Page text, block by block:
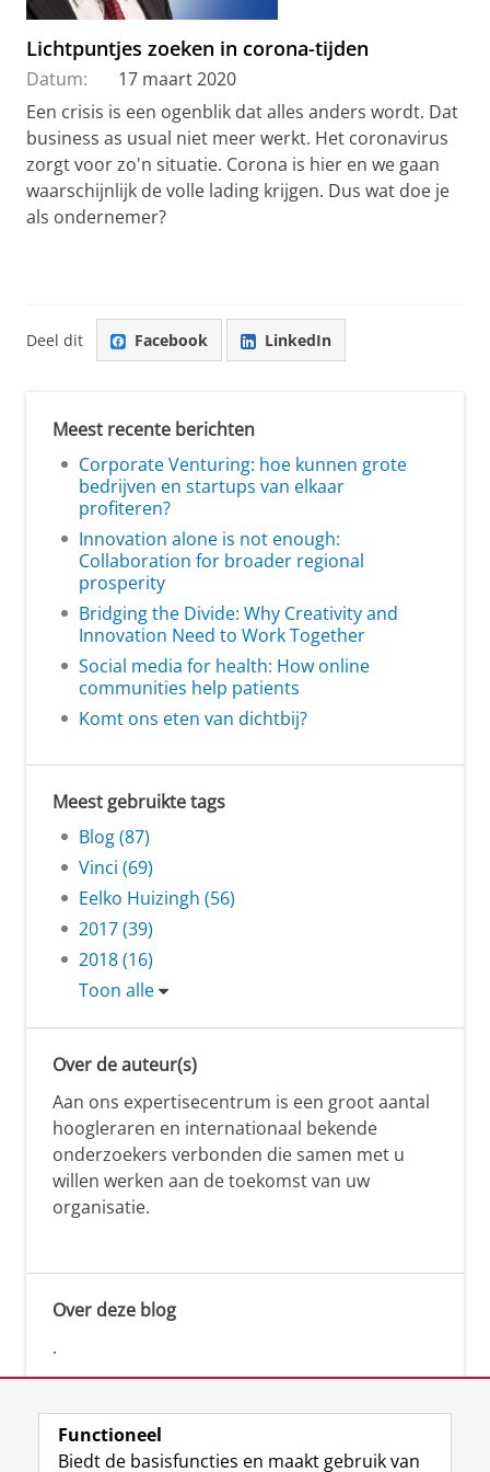
Lichtpuntjes zoeken in corona-tijden
Datum:
17 maart 2020
Een crisis is een ogenblik dat alles anders wordt. Dat
business as usual niet meer werkt. Het coronavirus
zorgt voor zo'n situatie. Corona is hier en we gaan
waarschijnlijk de volle lading krijgen. Dus wat doe je
als ondernemer?
Deel dit Facebook LinkedIn
Meest recente berichten
Corporate Venturing: hoe kunnen grote
bedrijven en startups van elkaar
profiteren?
Innovation alone is not enough:
Collaboration for broader regional
prosperity
Bridging the Divide: Why Creativity and
Innovation Need to Work Together
Social media for health: How online
communities help patients
Komt ons eten van dichtbij?
Meest gebruikte tags
Blog (87)
Vinci (69)
Eelko Huizingh (56)
2017 (39)
2018 (16)
Toon alle
Over de auteur(s)
Aan ons expertisecentrum is een groot aantal
hoogleraren en internationaal bekende
onderzoekers verbonden die samen met u
willen werken aan de toekomst van uw
organisatie.
Over deze blog
.
Functioneel
Biedt de basisfuncties en maakt gebruik van